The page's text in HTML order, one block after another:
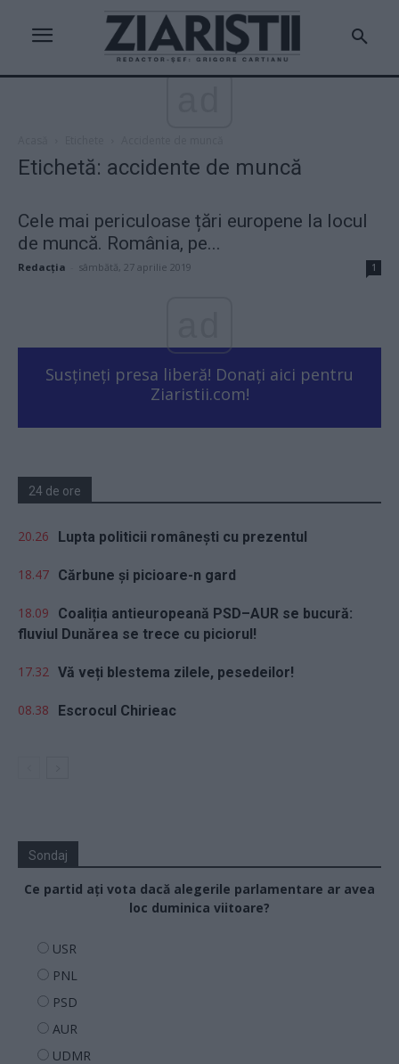
Etichetă: accidente de muncă
Cele mai periculoase țări europene la locul
de muncă. România, pe...
Redacţia sâmbătă, 27 aprilie 2019 1
Susțineți presa liberă! Donați aici pentru
Ziaristii.com!
24 de ore
20.26 Lupta politicii românești cu prezentul
18.47 Cărbune și picioare-n gard
18.09
Coaliția antieuropeană PSD–AUR se bucură:
fluviul Dunărea se trece cu piciorul!
17.32 Vă veți blestema zilele, pesedeilor!
08.38 Escrocul Chirieac
Sondaj
Ce partid ați vota dacă alegerile parlamentare ar avea
loc duminica viitoare?
USR
PNL
PSD
AUR
UDMR